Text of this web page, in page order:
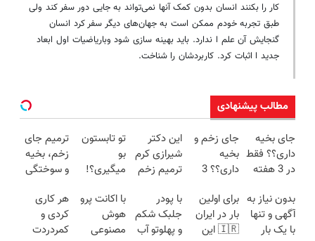
کار را بکنند انسان بدون کمک آنها نمی‌تواند به جایی دور سفر کند ولی
طبق تجربه خودم ممکن است به جهان‌های دیگر سفر کرد انسان
گنجایش آن علم ا ندارد. باید بهینه سازی شود وباریاضیات اول ابعاد
جدید ا اثبات کرد. کاربردشان را شناخت.
مطالب پیشنهادی
جای بخیه
داری؟؟ فقط
در 3 هفته
کن!😍
جای زخم و
بخیه
داری؟؟ 3
محوش کن!
این دکتر
شیرازی کرم
ترمیم زخم
ساخت!!!
تو تابستون
بو
میگیری؟!
برای
همیشه
درمانش کن
ترمیم جای
زخم، بخیه
و سوختگی
هفته!!😍
بدون نیاز به
آگهی و تنها
با یک بار
برای اولین
بار در ایران
🇮🇷 این
با پودر
جلبک شکم
و پهلوتو آب
با اکانت پرو
هوش
مصنوعی
هر کاری
کردی و
کمردردت